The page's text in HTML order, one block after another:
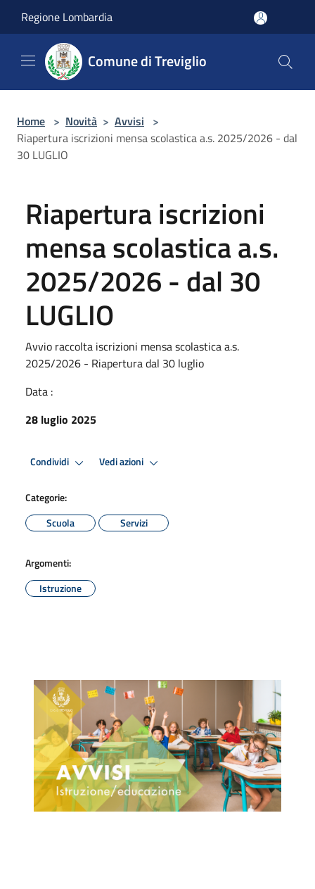
Regione Lombardia
Comune di Treviglio
Home > Novità > Avvisi >
Riapertura iscrizioni mensa scolastica a.s. 2025/2026 - dal
30 LUGLIO
Riapertura iscrizioni
mensa scolastica a.s.
2025/2026 - dal 30
LUGLIO
Avvio raccolta iscrizioni mensa scolastica a.s.
2025/2026 - Riapertura dal 30 luglio
Data :
28 luglio 2025
Condividi Vedi azioni
Categorie:
Scuola
Servizi
Argomenti:
Istruzione